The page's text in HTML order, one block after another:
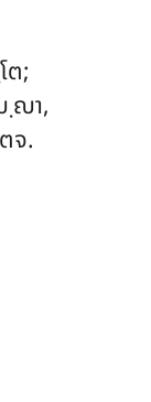
ຕ;
ຎາ,
ຈ.